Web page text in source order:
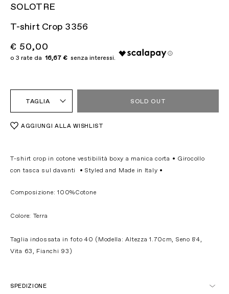
SOLOTRE
T-shirt Crop 3356
€ 50,00
16,67 €
TAGLIA SOLD OUT
AGGIUNGI ALLA WISHLIST
T-shirt crop in cotone vestibilità boxy a manica corta • Girocollo
con tasca sul davanti •Styled and Made in Italy •
Composizione: 100%Cotone
Colore: Terra
Taglia indossata in foto 40 (Modella: Altezza 1.70cm, Seno 84,
Vita 63, Fianchi 93)
SPEDIZIONE